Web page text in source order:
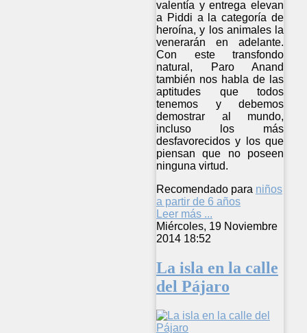
valentía y entrega elevan
a Piddi a la categoría de
heroína, y los animales la
venerarán en adelante.
Con este transfondo
natural, Paro Anand
también nos habla de las
aptitudes que todos
tenemos y debemos
demostrar al mundo,
incluso los más
desfavorecidos y los que
piensan que no poseen
ninguna virtud.
Recomendado para niños
a partir de 6 años
Leer más ...
Miércoles, 19 Noviembre
2014 18:52
La isla en la calle
del Pájaro